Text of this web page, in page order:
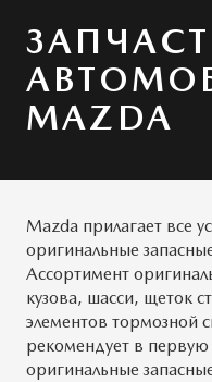
Руководства по
Cправочные руководства
ПРЕДЛОЖЕНИЯ ПО
КОНТАКТЫ
ПРАВОВАЯ
MAZDA
Mazda прилагает все
оригинальные
Ассортимент
кузова, шасси, щеток
элементов тормозной
рекомендует в первую
оригинальные